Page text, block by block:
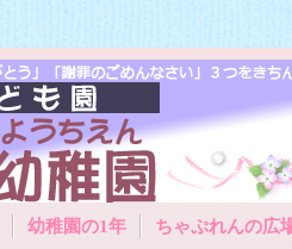
幼稚園の1年 ちゃぷれんの広